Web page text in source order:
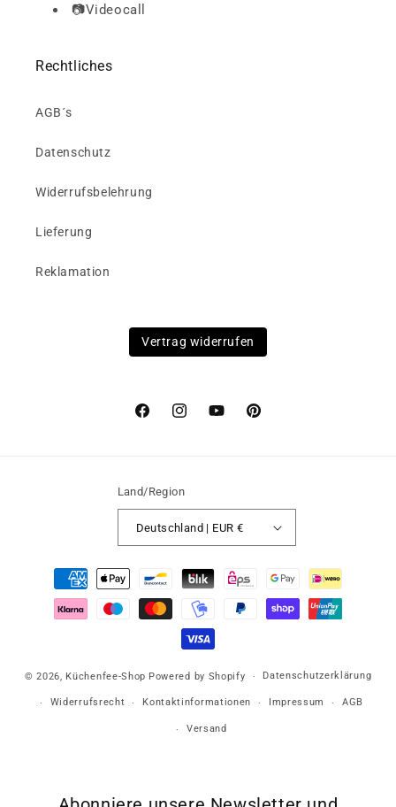
📷Videocall
Rechtliches
AGB´s
Datenschutz
Widerrufsbelehrung
Lieferung
Reklamation
Vertrag widerrufen
FacebookInstagramYouTubePinterest
Land/Region
Deutschland | EUR €
Zahlungsmethoden
© 2026, Küchenfee-Shop Powered by Shopify Datenschutzerklärung
Widerrufsrecht Kontaktinformationen Impressum AGB
Versand